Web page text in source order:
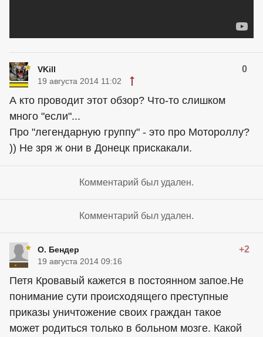
VKill 0
19 августа 2014 11:02
А кто проводит этот обзор? Что-то слишком
много "если"...
Про "легендарную группу" - это про Мотороллу?
)) Не зря ж они в Донецк прискакали.
Комментарий был удален.
Комментарий был удален.
О. Бендер +2
19 августа 2014 09:16
Петя Кровавый кажется в постоянном запое.Не
понимание сути происходящего преступные
приказы уничтожение своих граждан такое
может родиться только в больном мозге. Какой